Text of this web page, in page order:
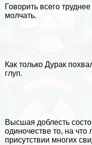
Говорить всего
молчать.
Как только Дypaк
глуп.
Высшая доблесть
одиночестве то, на
присутствии многих